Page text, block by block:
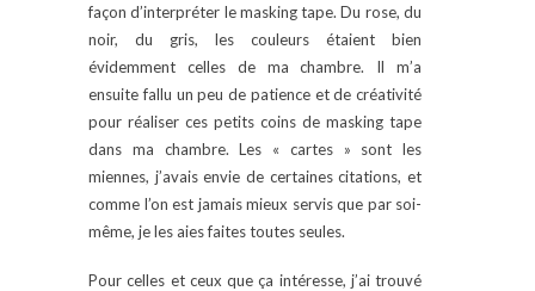
façon d’interpréter le masking tape. Du rose, du
noir, du gris, les couleurs étaient bien
évidemment celles de ma chambre. Il m’a
ensuite fallu un peu de patience et de créativité
pour réaliser ces petits coins de masking tape
dans ma chambre. Les « cartes » sont les
miennes, j’avais envie de certaines citations, et
comme l’on est jamais mieux servis que par soi-
même, je les aies faites toutes seules.
Pour celles et ceux que ça intéresse, j’ai trouvé